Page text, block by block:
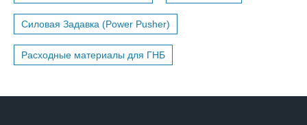
Силовая Задавка (Power Pusher)
Расходные материалы для ГНБ